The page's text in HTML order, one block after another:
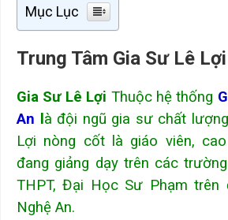
Mục Lục
Trung Tâm Gia Sư Lê
Gia Sư Lê Lợi Thuộc hệ thống
An
à đội ngũ gia sư chất
Lợi nòng cốt là giáo viên,
đang giảng dạy trên các
THPT, Đại Học Sư Phạm trên
Nghệ An.